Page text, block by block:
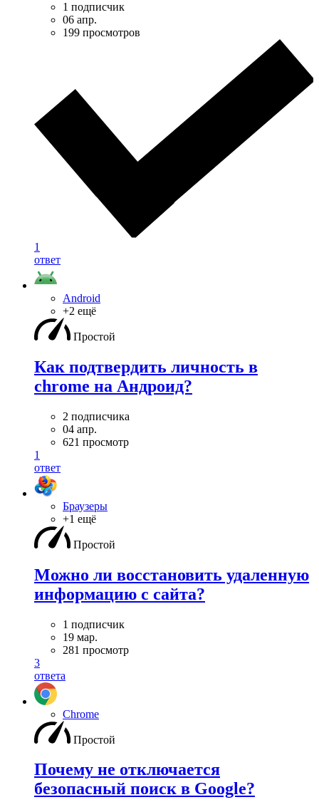
1 подписчик
06 апр.
199 просмотров
1
ответ
Android
+2 ещё
Простой
Как подтвердить личность в
chrome на Андроид?
2 подписчика
04 апр.
621 просмотр
1
ответ
Браузеры
+1 ещё
Простой
Можно ли восстановить удаленную
информацию с сайта?
1 подписчик
19 мар.
281 просмотр
3
ответа
Chrome
Простой
Почему не отключается
безопасный поиск в Google?